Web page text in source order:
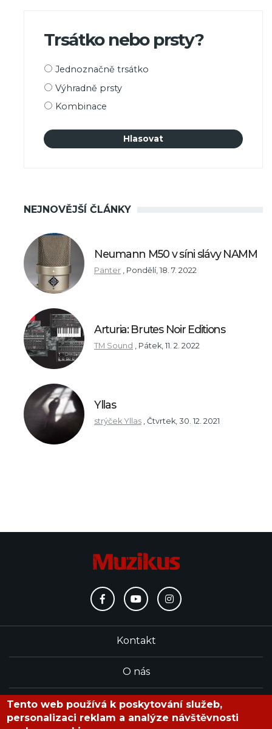
Trsátko nebo prsty?
Možnosti
Jednoznačně trsátko
Výhradně prsty
Kombinace
NEJNOVĚJŠÍ ČLÁNKY
Neumann M50 v síni slávy NAMM
Panter Pondělí, 18. 7. 2022
Arturia: Brutes Noir Editions
TM Sound Pátek, 11. 2. 2022
Yllas
strýček Yllas Čtvrtek, 30. 12. 2021
Kontakt
O nás
Redakce
Tento web používá k poskytování služeb,
personalizaci reklam a analýze návštěvnosti